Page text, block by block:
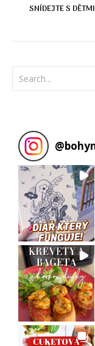
SNÍDEJTE S
@